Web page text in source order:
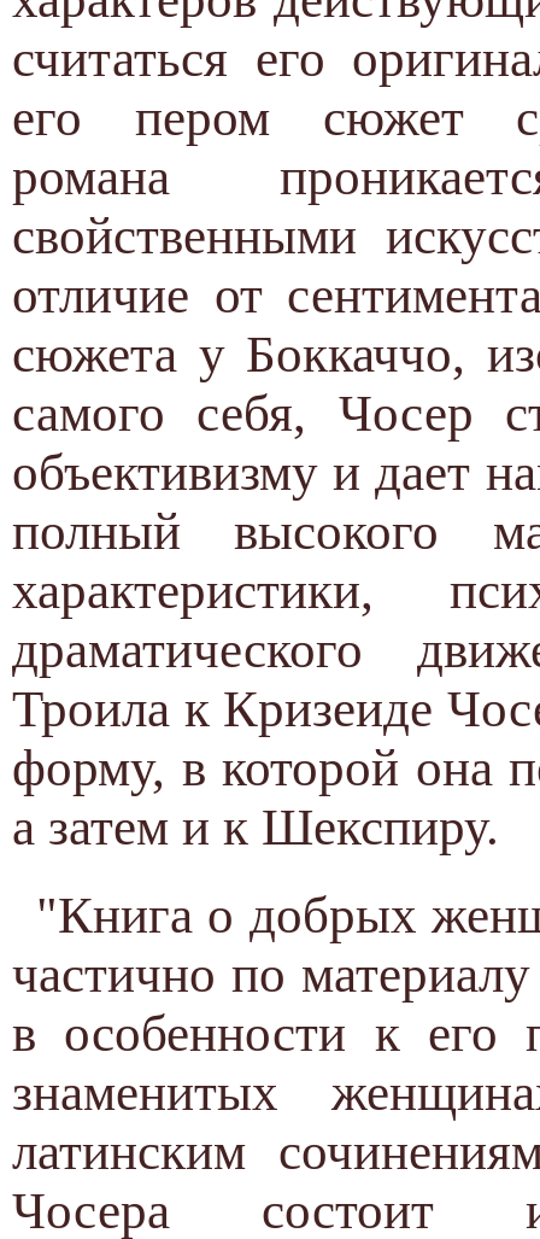
считаться его
его пером сюжет
романа
свойственными
отличие от
сюжета у Боккаччо,
самого себя, Чосер
объективизму и дает
полный высокого
характеристики,
драматического
Троила к Кризеиде
форму, в которой она
а затем и к Шекспиру.
"Книга о добрых
частично по
в особенности к его
знаменитых
латинским
Чосера состоит